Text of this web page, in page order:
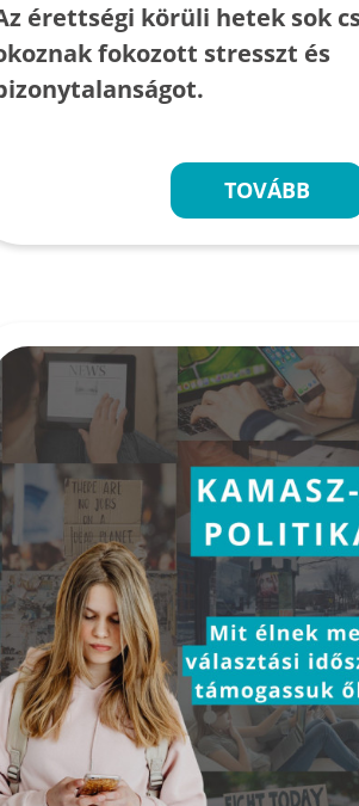
érettségi körüli hetek sok
fokozott stresszt és
TOVÁBB